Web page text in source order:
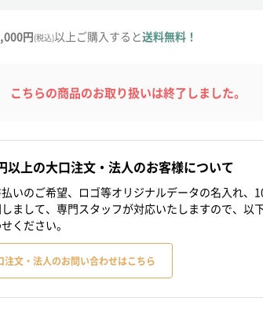
円(税込)以上ご購入すると送料無料！
こちらの商品のお取り扱いは終了しました。
以上の大口注文・法人のお客様について
いのご希望、ロゴ等オリジナルデータの名入れ、
まして、専門スタッフが対応いたしますので、以
ください。
注文・法人のお問い合わせはこちら